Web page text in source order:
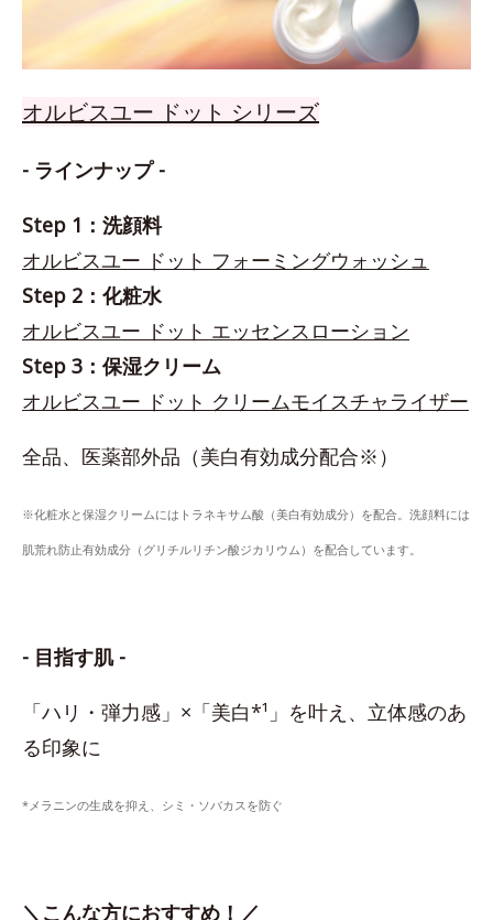
オルビスユー ドット シリーズ
- ラインナップ -
Step 1：洗顔料
オルビスユー ドット フォーミングウォッシュ
Step 2：化粧水
オルビスユー ドット エッセンスローション
Step 3：保湿クリーム
オルビスユー ドット クリームモイスチャライザー
全品、医薬部外品（美白有効成分配合※）
※化粧水と保湿クリームにはトラネキサム酸（美白有効成分）を配合。洗顔料には
肌荒れ防止有効成分（グリチルリチン酸ジカリウム）を配合しています。
- 目指す肌 -
「ハリ・弾力感」×「美白*¹」を叶え、立体感のあ
る印象に
*メラニンの生成を抑え、シミ・ソバカスを防ぐ
＼こんな方におすすめ！／